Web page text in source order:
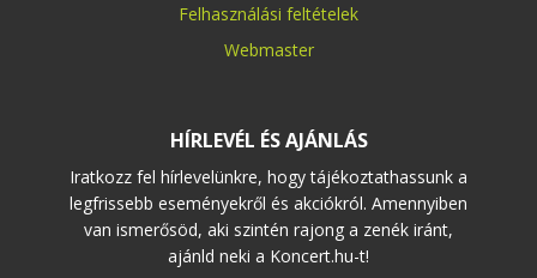
Felhasználási feltételek
Webmaster
HÍRLEVÉL ÉS AJÁNLÁS
Iratkozz fel hírlevelünkre, hogy tájékoztathassunk a
legfrissebb eseményekről és akciókról. Amennyiben
van ismerősöd, aki szintén rajong a zenék iránt,
ajánld neki a Koncert.hu-t!